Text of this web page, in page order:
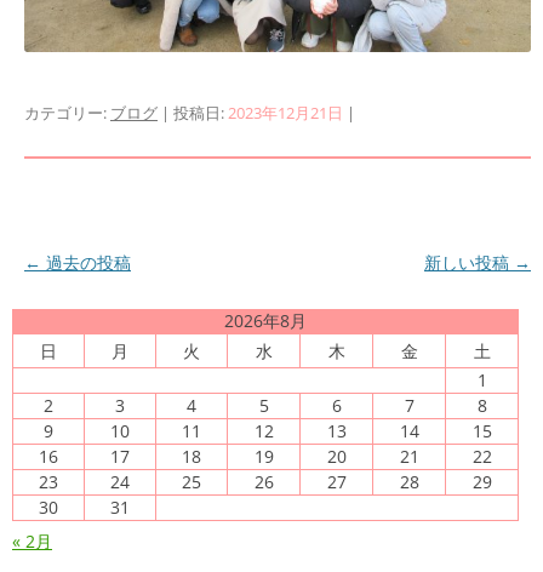
カテゴリー: ブログ | 投稿日:2023年12月21日 |
投
ナ
ビ
ゲ
シ
ョ
ン
← 過去の投稿 新しい投稿 →
2026年8月
日
月 火 水 木 金
土
1
2
3 4 5 6 7
8
9
10 11 12 13 14
15
16
17 18 19 20 21
22
23
24 25 26 27 28
29
30
31
« 2月